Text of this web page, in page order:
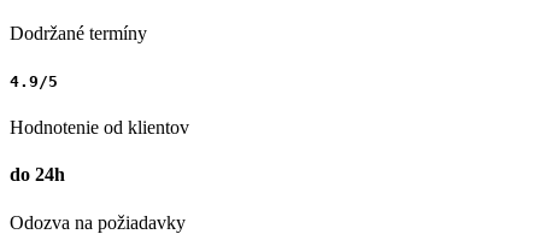
Dodržané termíny
4.9/5
Hodnotenie od klientov
do 24h
Odozva na požiadavky